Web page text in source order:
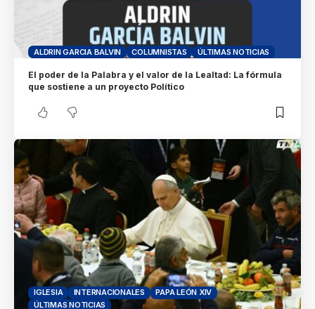
ALDRIN GARCIA BALVIN COLUMNISTAS ÚLTIMAS NOTICIAS
El poder de la Palabra y el valor de la Lealtad: La fórmula
que sostiene a un proyecto Político
IGLESIA INTERNACIONALES
PAPA LEÓN XIV
ÚLTIMAS NOTICIAS